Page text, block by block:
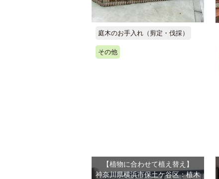
庭木のお手入れ（剪定・伐採）
その他
【植物に合わせて植え替え】
神奈川県横浜市保土ケ谷区：植木